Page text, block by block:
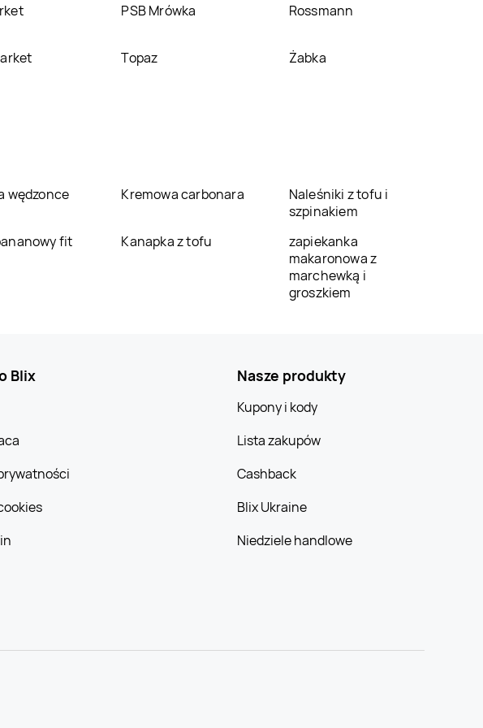
PSB Mrówka Rossmann
Topaz Żabka
wędzonce Kremowa carbonara
Naleśniki z tofu i
szpinakiem
fit Kanapka z tofu
zapiekanka
makaronowa z
marchewką i
groszkiem
Blix Nasze produkty
Kupony i kody
Lista zakupów
Cashback
Blix Ukraine
Niedziele handlowe